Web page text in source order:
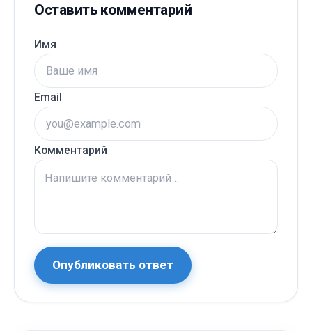
Оставить комментарий
Имя
Email
Комментарий
Опубликовать ответ